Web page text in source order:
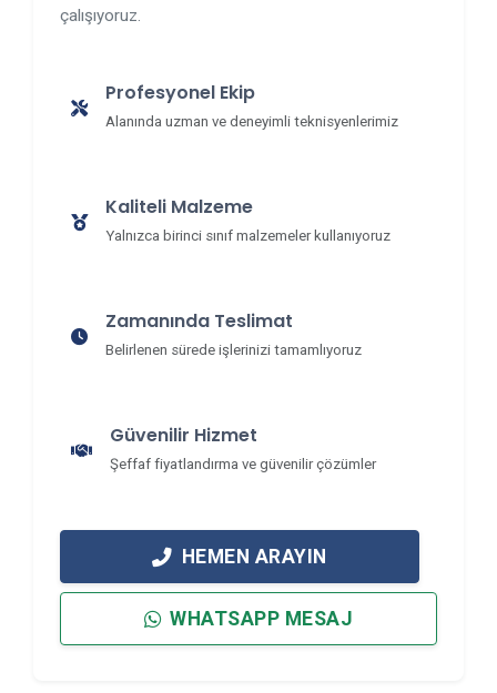
çalışıyoruz.
Profesyonel Ekip
Alanında uzman ve deneyimli teknisyenlerimiz
Kaliteli Malzeme
Yalnızca birinci sınıf malzemeler kullanıyoruz
Zamanında Teslimat
Belirlenen sürede işlerinizi tamamlıyoruz
Güvenilir Hizmet
Şeffaf fiyatlandırma ve güvenilir çözümler
HEMEN ARAYIN
WHATSAPP MESAJ